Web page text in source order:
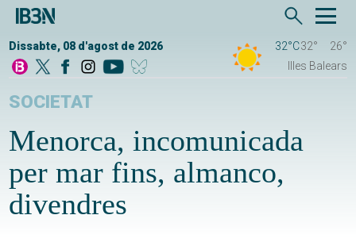
Dissabte, 08 d'agost de 2026 32°C32°
26°
Illes Balears
SOCIETAT
Menorca, incomunicada
per mar fins, almanco,
divendres